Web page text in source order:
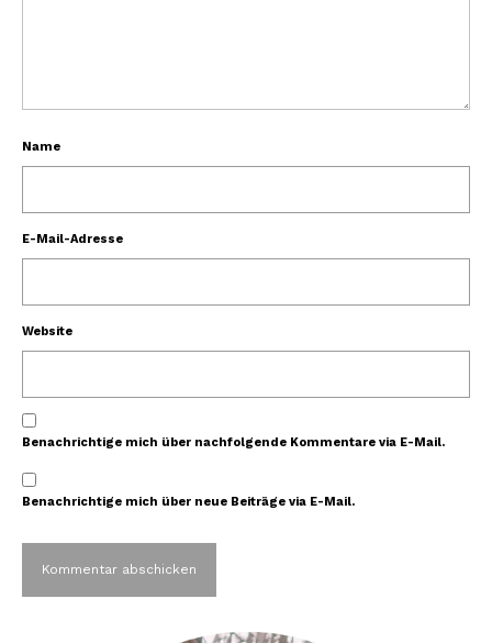
Name
E-Mail-Adresse
Website
Benachrichtige mich über nachfolgende Kommentare via E-Mail.
Benachrichtige mich über neue Beiträge via E-Mail.